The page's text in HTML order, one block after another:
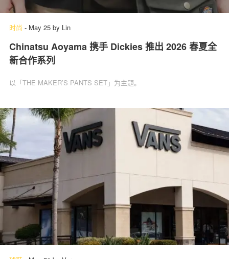
时尚 - May 25 by Lin
Chinatsu Aoyama 携手 Dickies 推出 2026 春夏全
新合作系列
以「THE MAKER’S PANTS SET」为主题。